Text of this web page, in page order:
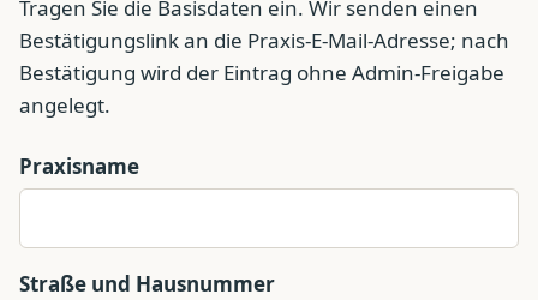
Tragen Sie die Basisdaten ein. Wir senden einen
Bestätigungslink an die Praxis-E-Mail-Adresse; nach
Bestätigung wird der Eintrag ohne Admin-Freigabe
angelegt.
Praxisname
Straße und Hausnummer